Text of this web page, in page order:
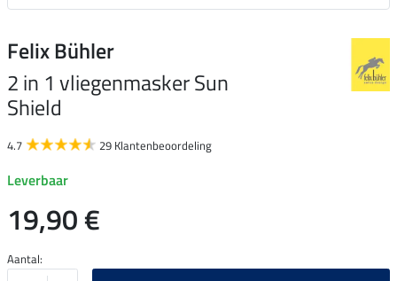
Felix Bühler
2 in 1 vliegenmasker Sun
Shield
4.7 29 Klantenbeoordeling
Leverbaar
19,90 €
Aantal: